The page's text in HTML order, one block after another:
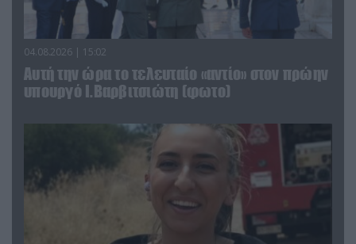
04.08.2026 | 15:02
Αυτή την ώρα το τελευταίο «αντίο» στον πρώην
υπουργό Ι.Βαρβιτσιώτη (φωτο)